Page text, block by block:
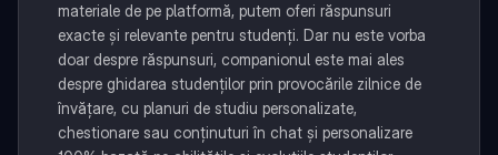
materiale de pe platformă, putem oferi răspunsuri
exacte și relevante pentru studenți. Dar nu este vorba
doar despre răspunsuri, companionul este mai ales
despre ghidarea studenților prin provocările zilnice de
învățare, cu planuri de studiu personalizate,
chestionare sau conținuturi în chat și personalizare